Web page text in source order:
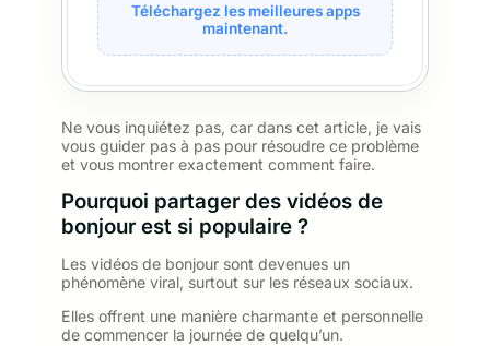
Téléchargez les meilleures apps
maintenant.
Ne vous inquiétez pas, car dans cet article, je vais
vous guider pas à pas pour résoudre ce problème
et vous montrer exactement comment faire.
Pourquoi partager des vidéos de
bonjour est si populaire ?
Les vidéos de bonjour sont devenues un
phénomène viral, surtout sur les réseaux sociaux.
Elles offrent une manière charmante et personnelle
de commencer la journée de quelqu’un.